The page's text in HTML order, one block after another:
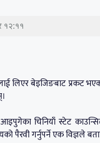
१२:११
बेइजिङबाट प्रकट
चिनियाँ स्टेट
पैरवी गर्नुपर्ने एक विज्ञले